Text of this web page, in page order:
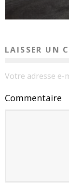
LAISSER UN
Votre adresse e-
Commentaire